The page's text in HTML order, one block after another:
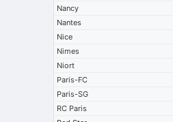
Nancy
Nantes
Nice
Nimes
Niort
Paris-FC
Paris-SG
RC Paris